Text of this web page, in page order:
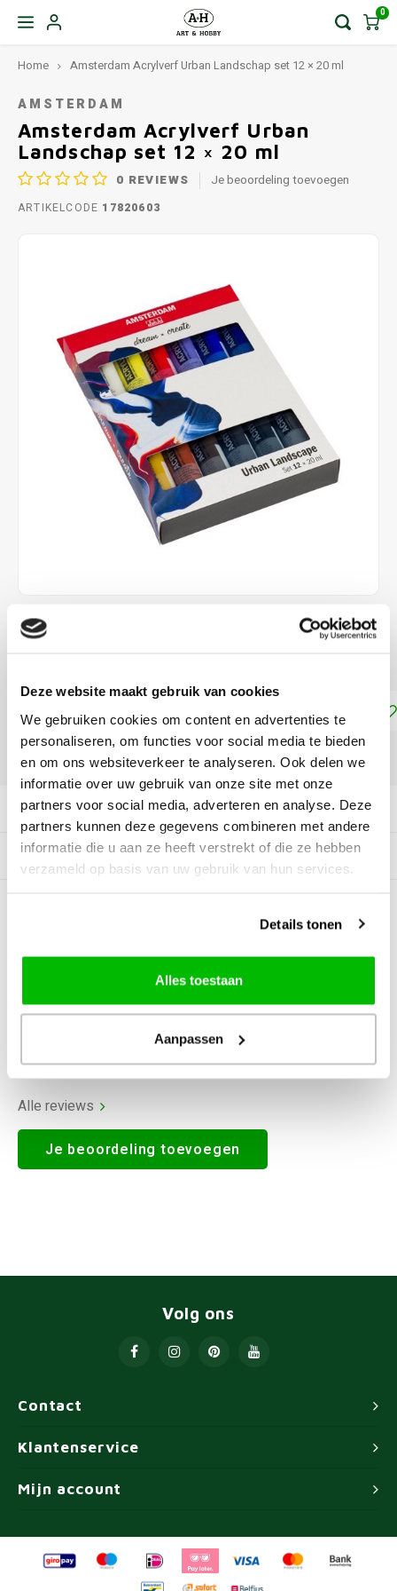
Deze website maakt gebruik van cookies
We gebruiken cookies om content en advertenties te
personaliseren, om functies voor social media te bieden
en om ons websiteverkeer te analyseren. Ook delen we
informatie over uw gebruik van onze site met onze
partners voor social media, adverteren en analyse. Deze
partners kunnen deze gegevens combineren met andere
informatie die u aan ze heeft verstrekt of die ze hebben
verzameld op basis van uw gebruik van hun services.
Details tonen
Alles toestaan
Aanpassen
0
Home Amsterdam Acrylverf Urban Landschap set 12 × 20 ml
AMSTERDAM
Amsterdam Acrylverf Urban
Landschap set 12 × 20 ml
0 REVIEWS Je beoordeling toevoegen
ARTIKELCODE 17820603
€19,85
Toevoegen aan winkelwagen
DELEN:
Productomschrijving
Gerelateerde producten
0Reviews
Alle reviews
Je beoordeling toevoegen
Contact
Volg ons
Klantenservice
Mijn account